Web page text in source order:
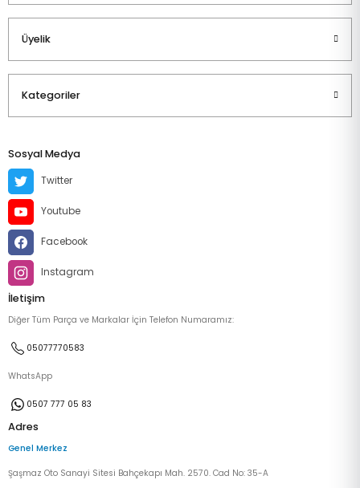
Üyelik
Kategoriler
Sosyal Medya
Twitter
Youtube
Facebook
Instagram
İletişim
Diğer Tüm Parça ve Markalar İçin Telefon Numaramız:
05077770583
WhatsApp
0507 777 05 83
Adres
Genel Merkez
Şaşmaz Oto Sanayi Sitesi Bahçekapı Mah. 2570. Cad No: 35-A